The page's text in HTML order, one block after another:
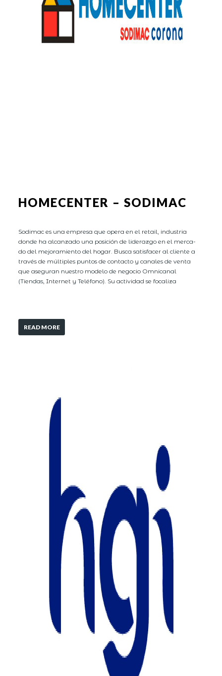
HOMECENTER – SODIMAC
Sodimac es una empresa que opera en el retail, industria
donde ha alcanzado una posición de liderazgo en el merca-
do del mejoramiento del hogar. Busca satisfacer al cliente a
través de múltiples puntos de contacto y canales de venta
que aseguran nuestro modelo de negocio Omnicanal
(Tiendas, Internet y Teléfono). Su actividad se focaliza
READ MORE